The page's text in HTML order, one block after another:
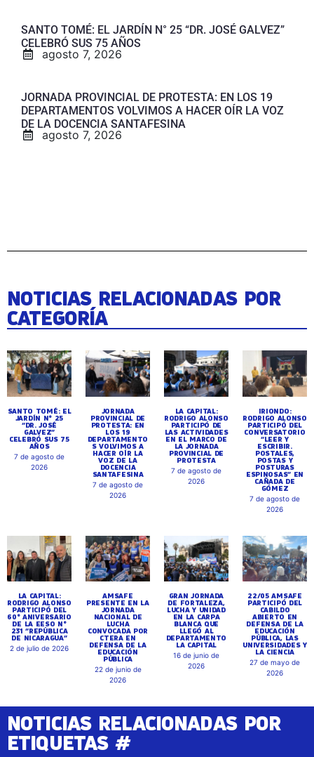
SANTO TOMÉ: EL JARDÍN N° 25 “DR. JOSÉ GALVEZ”
CELEBRÓ SUS 75 AÑOS
agosto 7, 2026
JORNADA PROVINCIAL DE PROTESTA: EN LOS 19
DEPARTAMENTOS VOLVIMOS A HACER OÍR LA VOZ
DE LA DOCENCIA SANTAFESINA
agosto 7, 2026
NOTICIAS RELACIONADAS POR
CATEGORÍA
SANTO TOMÉ: EL
JARDÍN N° 25
“DR. JOSÉ
GALVEZ”
CELEBRÓ SUS 75
AÑOS
7 de agosto de
2026
JORNADA
PROVINCIAL DE
PROTESTA: EN
LOS 19
DEPARTAMENTO
S VOLVIMOS A
HACER OÍR LA
VOZ DE LA
DOCENCIA
SANTAFESINA
7 de agosto de
2026
LA CAPITAL:
RODRIGO ALONSO
PARTICIPÓ DE
LAS ACTIVIDADES
EN EL MARCO DE
LA JORNADA
PROVINCIAL DE
PROTESTA
7 de agosto de
2026
IRIONDO:
RODRIGO ALONSO
PARTICIPÓ DEL
CONVERSATORIO
“LEER Y
ESCRIBIR.
POSTALES,
POSTAS Y
POSTURAS
ESPINOSAS” EN
CAÑADA DE
GÓMEZ
7 de agosto de
2026
LA CAPITAL:
RODRIGO ALONSO
PARTICIPÓ DEL
60° ANIVERSARIO
DE LA EESO N°
231 “REPÚBLICA
DE NICARAGUA”
2 de julio de 2026
AMSAFE
PRESENTE EN LA
JORNADA
NACIONAL DE
LUCHA
CONVOCADA POR
CTERA EN
DEFENSA DE LA
EDUCACIÓN
PÚBLICA
22 de junio de
2026
GRAN JORNADA
DE FORTALEZA,
LUCHA Y UNIDAD
EN LA CARPA
BLANCA QUE
LLEGÓ AL
DEPARTAMENTO
LA CAPITAL
16 de junio de
2026
22/05 AMSAFE
PARTICIPÓ DEL
CABILDO
ABIERTO EN
DEFENSA DE LA
EDUCACIÓN
PÚBLICA, LAS
UNIVERSIDADES Y
LA CIENCIA
27 de mayo de
2026
NOTICIAS RELACIONADAS POR
ETIQUETAS #